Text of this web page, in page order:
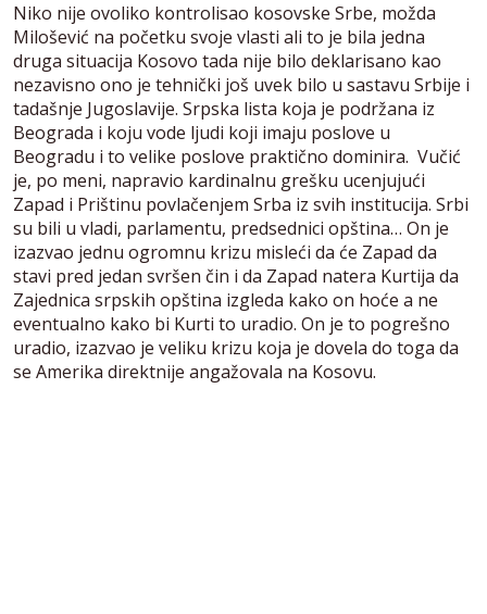
Niko nije ovoliko kontrolisao kosovske Srbe, možda
Milošević na početku svoje vlasti ali to je bila jedna
druga situacija Kosovo tada nije bilo deklarisano kao
nezavisno ono je tehnički još uvek bilo u sastavu Srbije i
tadašnje Jugoslavije. Srpska lista koja je podržana iz
Beograda i koju vode ljudi koji imaju poslove u
Beogradu i to velike poslove praktično dominira. Vučić
je, po meni, napravio kardinalnu grešku ucenjujući
Zapad i Prištinu povlačenjem Srba iz svih institucija. Srbi
su bili u vladi, parlamentu, predsednici opština… On je
izazvao jednu ogromnu krizu misleći da će Zapad da
stavi pred jedan svršen čin i da Zapad natera Kurtija da
Zajednica srpskih opština izgleda kako on hoće a ne
eventualno kako bi Kurti to uradio. On je to pogrešno
uradio, izazvao je veliku krizu koja je dovela do toga da
se Amerika direktnije angažovala na Kosovu.